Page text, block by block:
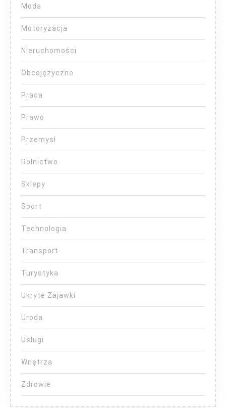
Moda
Motoryzacja
Nieruchomości
Obcojęzyczne
Praca
Prawo
Przemysł
Rolnictwo
Sklepy
Sport
Technologia
Transport
Turystyka
Ukryte Zajawki
Uroda
Usługi
Wnętrza
Zdrowie